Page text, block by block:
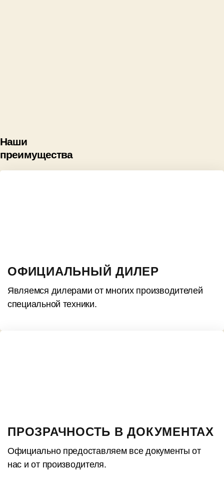
Наши
преимущества
ОФИЦИАЛЬНЫЙ ДИЛЕР
Являемся дилерами от многих производителей
специальной техники.
ПРОЗРАЧНОСТЬ В ДОКУМЕНТАХ
Официально предоставляем все документы от
нас и от производителя.